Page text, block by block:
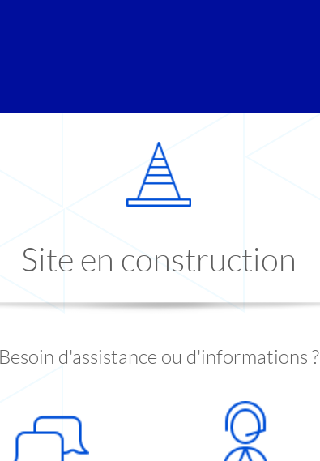
Site en construction
Besoin d'assistance ou d'informations ?